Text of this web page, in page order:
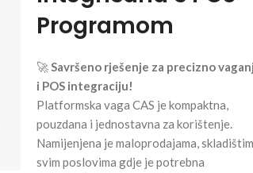
Programom
🚀Savršeno rješenje za precizno
i POS integraciju!
Platformska vaga CAS je kompaktna,
pouzdana i jednostavna za korištenje.
Namijenjena je maloprodajama,
svim poslovima gdje je potrebna